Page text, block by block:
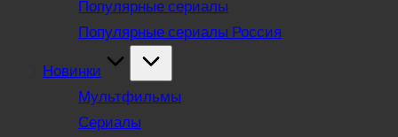
Популярные сериалы
Популярные сериалы Россия
Новинки
Мультфильмы
Сериалы